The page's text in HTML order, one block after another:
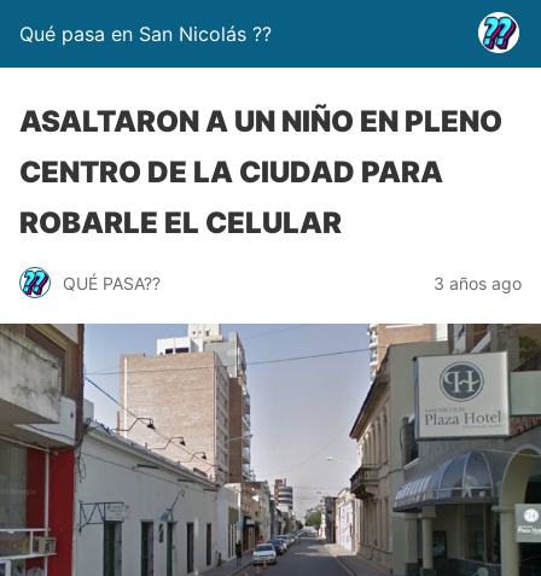
Qué pasa en San Nicolás ??
ASALTARON A UN NIÑO EN PLENO
CENTRO DE LA CIUDAD PARA
ROBARLE EL CELULAR
QUÉ PASA?? 3 años ago